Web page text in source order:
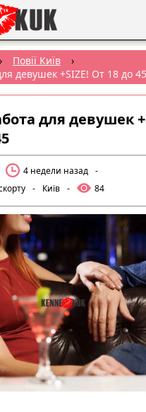
Обране
Вхід
Реєстрація
РУС
УКР
Створити оголошення
› Повії Київ
›
девушек +SIZE! От 18 до 45
для девушек
4 недели назад -
- Київ - 84